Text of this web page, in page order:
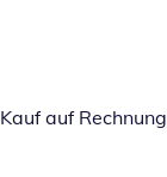
Kauf auf Rechnung